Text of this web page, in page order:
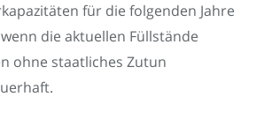
für die folgenden Jahre
die aktuellen Füllstände
ohne staatliches Zutun